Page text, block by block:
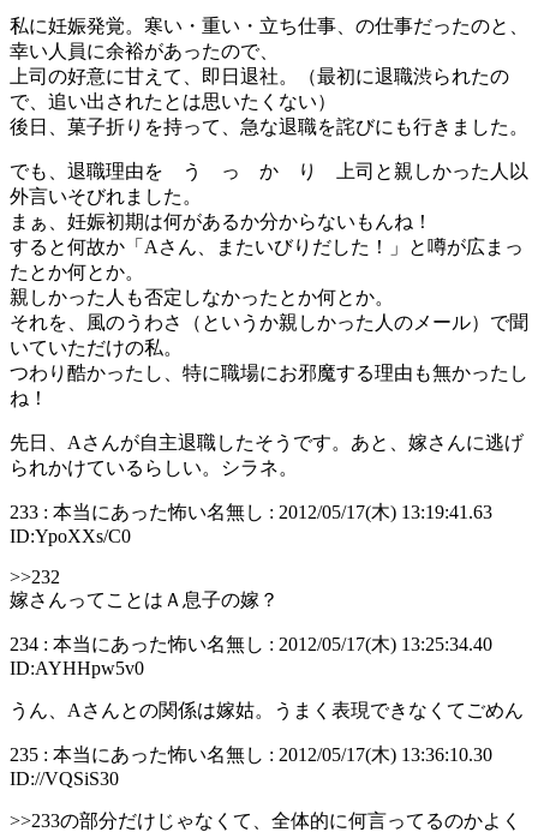
私に妊娠発覚。寒い・重い・立ち仕事、の仕事だったのと、
幸い人員に余裕があったので、
上司の好意に甘えて、即日退社。（最初に退職渋られたの
で、追い出されたとは思いたくない）
後日、菓子折りを持って、急な退職を詫びにも行きました。
でも、退職理由を う っ か り 上司と親しかった人以
外言いそびれました。
まぁ、妊娠初期は何があるか分からないもんね！
すると何故か「Aさん、またいびりだした！」と噂が広まっ
たとか何とか。
親しかった人も否定しなかったとか何とか。
それを、風のうわさ（というか親しかった人のメール）で聞
いていただけの私。
つわり酷かったし、特に職場にお邪魔する理由も無かったし
ね！
先日、Aさんが自主退職したそうです。あと、嫁さんに逃げ
られかけているらしい。シラネ。
233 : 本当にあった怖い名無し : 2012/05/17(木) 13:19:41.63
ID:YpoXXs/C0
>>232
嫁さんってことはＡ息子の嫁？
234 : 本当にあった怖い名無し : 2012/05/17(木) 13:25:34.40
ID:AYHHpw5v0
うん、Aさんとの関係は嫁姑。うまく表現できなくてごめん
235 : 本当にあった怖い名無し : 2012/05/17(木) 13:36:10.30
ID://VQSiS30
>>233の部分だけじゃなくて、全体的に何言ってるのかよく